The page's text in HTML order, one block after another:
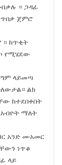
። ጋዳፊ
ጀምሮ
ከጥቂት
የሚሄደው
ላይመጣ
ልክ
ከተደበቀበት
ማለት
አንድ ሙአመር
ነጥቆ
ላይ